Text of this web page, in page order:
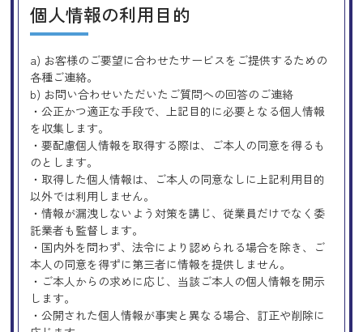
個人情報の利用目的
a) お客様のご要望に合わせたサービスをご提供するための
各種ご連絡。
b) お問い合わせいただいたご質問への回答のご連絡
・公正かつ適正な手段で、上記目的に必要となる個人情報
を収集します。
・要配慮個人情報を取得する際は、ご本人の同意を得るも
のとします。
・取得した個人情報は、ご本人の同意なしに上記利用目的
以外では利用しません。
・情報が漏洩しないよう対策を講じ、従業員だけでなく委
託業者も監督します。
・国内外を問わず、法令により認められる場合を除き、ご
本人の同意を得ずに第三者に情報を提供しません。
・ご本人からの求めに応じ、当該ご本人の個人情報を開示
します。
・公開された個人情報が事実と異なる場合、訂正や削除に